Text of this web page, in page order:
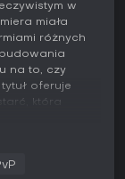
w
miała
różnych
na to, czy
oferuje
która